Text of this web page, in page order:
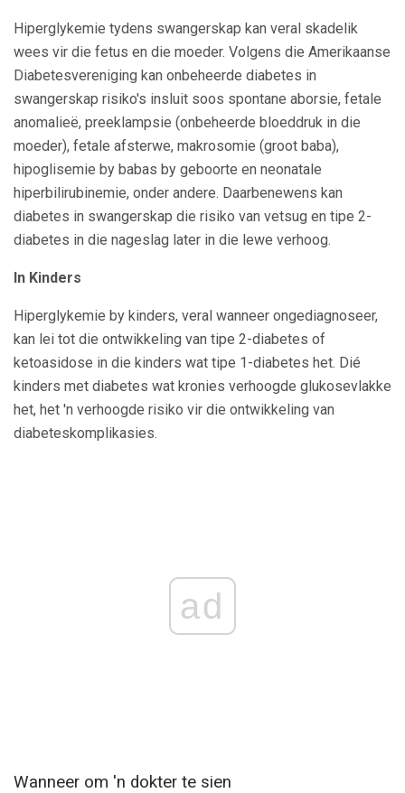
Hiperglykemie tydens swangerskap kan veral skadelik
wees vir die fetus en die moeder. Volgens die Amerikaanse
Diabetesvereniging kan onbeheerde diabetes in
swangerskap risiko's insluit soos spontane aborsie, fetale
anomalieë, preeklampsie (onbeheerde bloeddruk in die
moeder), fetale afsterwe, makrosomie (groot baba),
hipoglisemie by babas by geboorte en neonatale
hiperbilirubinemie, onder andere. Daarbenewens kan
diabetes in swangerskap die risiko van vetsug en tipe 2-
diabetes in die nageslag later in die lewe verhoog.
In Kinders
Hiperglykemie by kinders, veral wanneer ongediagnoseer,
kan lei tot die ontwikkeling van tipe 2-diabetes of
ketoasidose in die kinders wat tipe 1-diabetes het. Dié
kinders met diabetes wat kronies verhoogde glukosevlakke
het, het 'n verhoogde risiko vir die ontwikkeling van
diabeteskomplikasies.
ad
Wanneer om 'n dokter te sien